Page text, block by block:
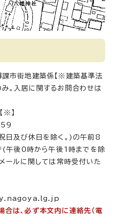
課市街地建築係【※建築基準法
。入居に関するお問合わせは
】
日及び休日を除く。)の午前8
午後0時から午後1時までを除
ールに関しては常時受付いた
は、必ず本文内に連絡先（電